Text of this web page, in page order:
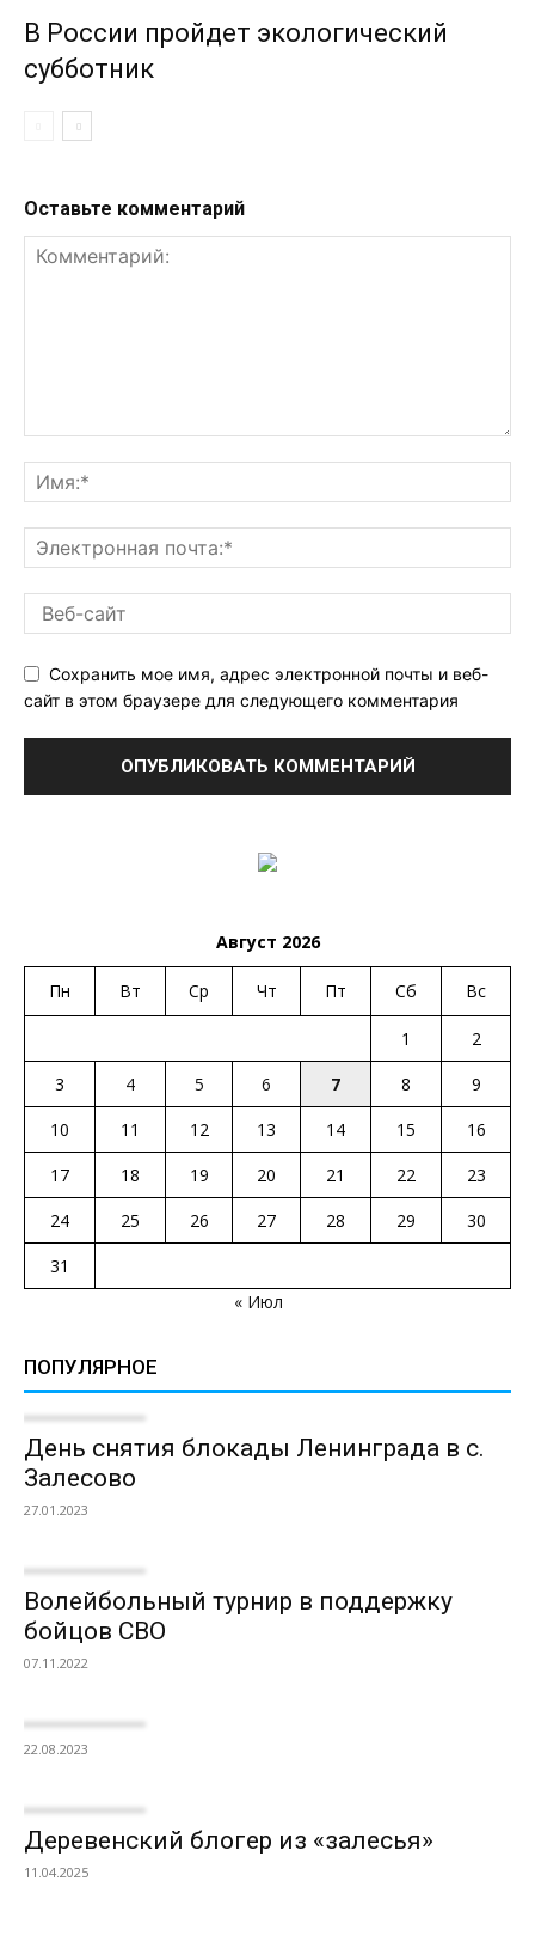
В России пройдет экологический
субботник
Оставьте комментарий
Сохранить мое имя, адрес электронной почты и веб-
сайт в этом браузере для следующего комментария
Август 2026
Пн Вт Ср Чт Пт Сб Вс
1
2
3
4 5 6 7 8
9
10
11 12 13 14 15
16
17
18 19 20 21 22
23
24
25 26 27 28 29
30
31
« Июл
ПОПУЛЯРНОЕ
День снятия блокады Ленинграда в с.
Залесово
27.01.2023
Волейбольный турнир в поддержку
бойцов СВО
07.11.2022
22.08.2023
Деревенский блогер из «залесья»
11.04.2025